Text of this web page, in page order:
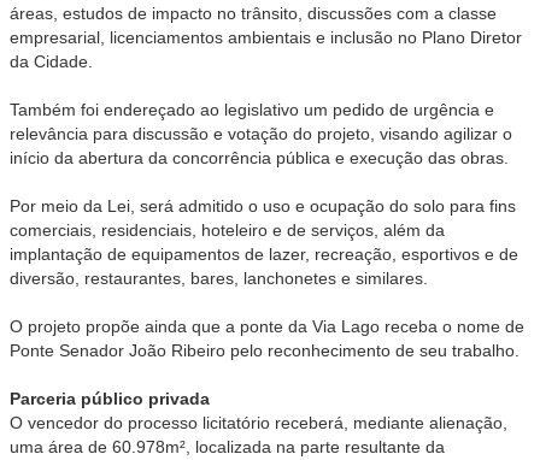
áreas, estudos de impacto no trânsito, discussões com a classe
empresarial, licenciamentos ambientais e inclusão no Plano Diretor
da Cidade.
Também foi endereçado ao legislativo um pedido de urgência e
relevância para discussão e votação do projeto, visando agilizar o
início da abertura da concorrência pública e execução das obras.
Por meio da Lei, será admitido o uso e ocupação do solo para fins
comerciais, residenciais, hoteleiro e de serviços, além da
implantação de equipamentos de lazer, recreação, esportivos e de
diversão, restaurantes, bares, lanchonetes e similares.
O projeto propõe ainda que a ponte da Via Lago receba o nome de
Ponte Senador João Ribeiro pelo reconhecimento de seu trabalho.
Parceria público privada
O vencedor do processo licitatório receberá, mediante alienação,
uma área de 60.978m², localizada na parte resultante da